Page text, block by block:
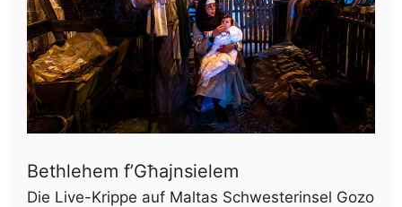
Bethlehem f’Għajnsielem
Die Live-Krippe auf Maltas Schwesterinsel Gozo